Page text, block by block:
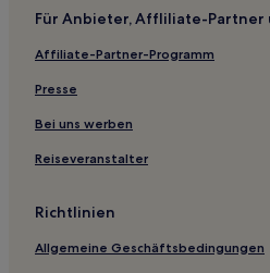
Hotels mit Fitnessbereich in
Hotels mit Pool in Meridian
Familien in Columbus
Hotels mit Parkplatz in Columbus
Newton Hotels
Hattiesburg Hotels
Karthago Hotels
Für Anbieter, Affliliate-Partner
Affiliate-Partner-Programm
Presse
Bei uns werben
Reiseveranstalter
Richtlinien
Allgemeine Geschäftsbedingungen